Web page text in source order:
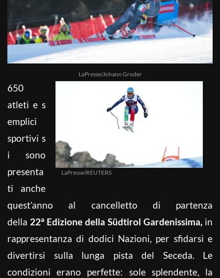
LaPresse/Johann Groder
LaPresse/REUTERS
650
atleti e s
emplici
sportivi s
i sono
presenta
ti anche
quest’anno al cancelletto di partenza
della 22a Edizione della Südtirol Gardenissima, in
rappresentanza di dodici Nazioni, per sfidarsi e
divertirsi sulla lunga pista del Seceda. Le
condizioni erano perfette: sole splendente, la